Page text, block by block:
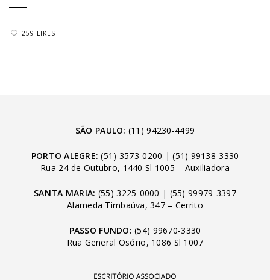
259 LIKES
SÃO PAULO: (11) 94230-4499
PORTO ALEGRE: (51) 3573-0200 |(51) 99138-3330
Rua 24 de Outubro, 1440 Sl 1005 – Auxiliadora
SANTA MARIA: (55) 3225-0000 | (55) 99979-3397
Alameda Timbaúva, 347 – Cerrito
PASSO FUNDO: (54) 99670-3330
Rua General Osório, 1086 Sl 1007